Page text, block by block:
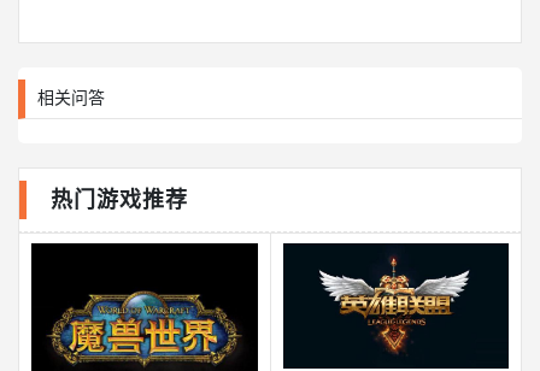
相关问答
热门游戏推荐